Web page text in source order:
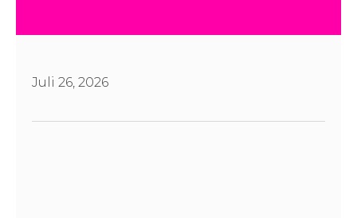
Juli 26, 2026